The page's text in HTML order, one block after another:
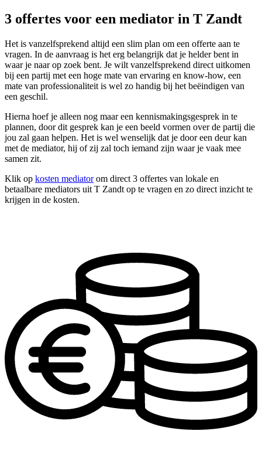
3 offertes voor een mediator in T Zandt
Het is vanzelfsprekend altijd een slim plan om een offerte aan te
vragen. In de aanvraag is het erg belangrijk dat je helder bent in
waar je naar op zoek bent. Je wilt vanzelfsprekend direct uitkomen
bij een partij met een hoge mate van ervaring en know-how, een
mate van professionaliteit is wel zo handig bij het beëindigen van
een geschil.
Hierna hoef je alleen nog maar een kennismakingsgesprek in te
plannen, door dit gesprek kan je een beeld vormen over de partij die
jou zal gaan helpen. Het is wel wenselijk dat je door een deur kan
met de mediator, hij of zij zal toch iemand zijn waar je vaak mee
samen zit.
Klik op kosten mediatorom direct 3 offertes van lokale en
betaalbare mediators uit T Zandt op te vragen en zo direct inzicht te
krijgen in de kosten.